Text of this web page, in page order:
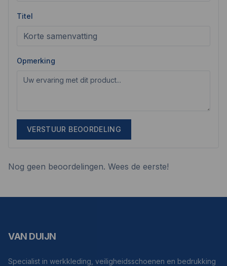
Titel
Opmerking
VERSTUUR BEOORDELING
Nog geen beoordelingen. Wees de eerste!
VAN DUIJN
Specialist in werkkleding, veiligheidsschoenen en bedrukking